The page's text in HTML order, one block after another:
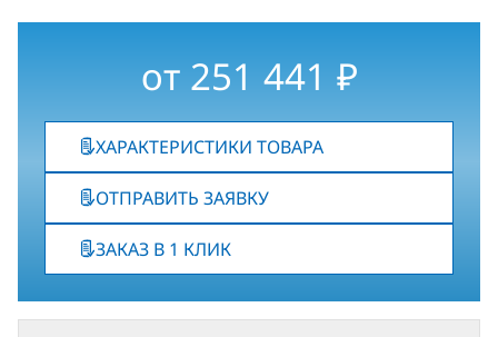
от 251 441 ₽
ХАРАКТЕРИСТИКИ ТОВАРА
ОТПРАВИТЬ ЗАЯВКУ
ЗАКАЗ В 1 КЛИК